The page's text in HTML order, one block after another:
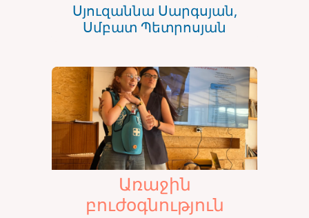
Սյուզաննա Սարգսյան,
Սմբատ Պետրոսյան
Առաջին
բուժօգնություն